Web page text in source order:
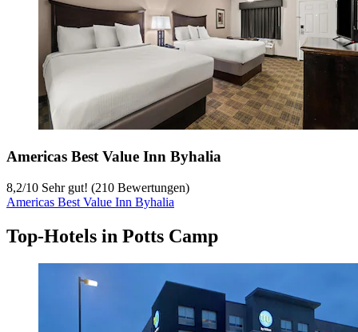
Americas Best Value Inn Byhalia
8,2/10 Sehr gut! (210 Bewertungen)
Americas Best Value Inn Byhalia
Top-Hotels in Potts Camp